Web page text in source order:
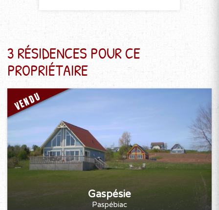
3 RÉSIDENCES POUR CE
PROPRIÉTAIRE
VENDU
Gaspésie
Paspébiac